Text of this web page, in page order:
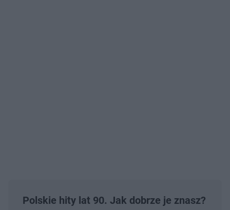
Polskie hity lat 90. Jak dobrze je znasz?